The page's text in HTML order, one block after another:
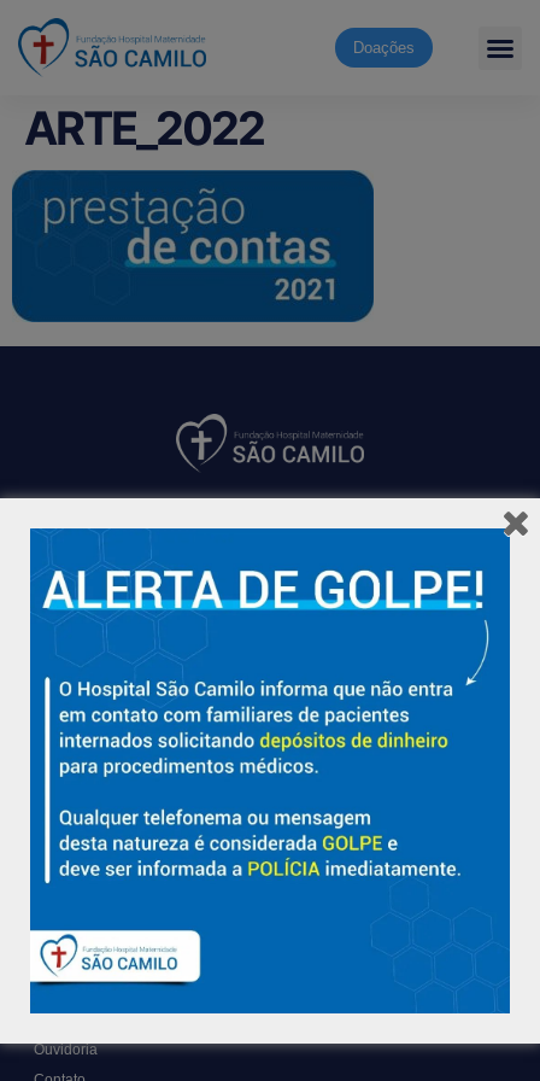
Doações
ARTE_2022
Hospital São Camilo – há mais de 50 anos cuidando da saúde
com qualidade, acolhimento e compromisso com a vida em
Aracruz e região.
Sobre
Diretorias
Políticas e Normas
Trabalhe Conosco
Ouvidoria